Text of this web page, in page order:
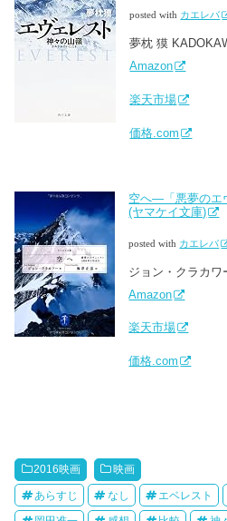
posted with カエレバ
夢枕 獏
Amazon
楽天市場
価格.com
空へ―「悪夢のエ
(ヤマケイ文庫)
posted with カエレバ
ジョン・クラカワ
Amazon
楽天市場
価格.com
2016映画 映画
あらすじ なし エベレスト